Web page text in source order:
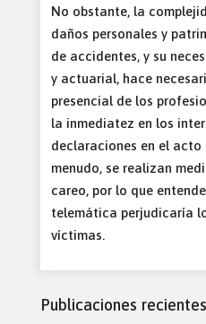
No obstante, la
daños personales y
de accidentes, y su
y actuarial, hace
presencial de los
la inmediatez en los
declaraciones en el acto
menudo, se realizan
careo, por lo que
telemática perjudicaría
víctimas.
Publicaciones recientes